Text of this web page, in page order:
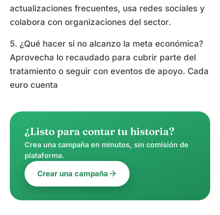
actualizaciones frecuentes, usa redes sociales y
colabora con organizaciones del sector.
5. ¿Qué hacer si no alcanzo la meta económica?
Aprovecha lo recaudado para cubrir parte del
tratamiento o seguir con eventos de apoyo. Cada
euro cuenta
¿Listo para contar tu historia?
Crea una campaña en minutos, sin comisión de
plataforma.
Crear una campaña arrow_forward